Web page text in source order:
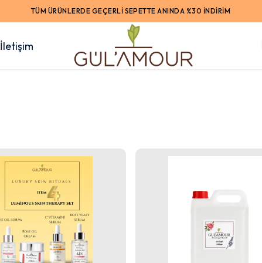
TÜM ÜRÜNLERDE GEÇERLİ SEPETTE ANINDA %30 İNDİRİM
İletişim